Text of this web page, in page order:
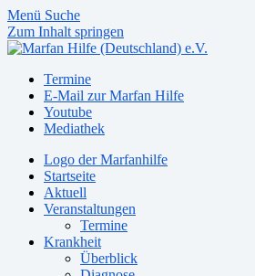
Menü Suche
Zum Inhalt springen
Termine
E-Mail zur Marfan Hilfe
Youtube
Mediathek
Logo der Marfanhilfe
Startseite
Aktuell
Veranstaltungen
Termine
Krankheit
Überblick